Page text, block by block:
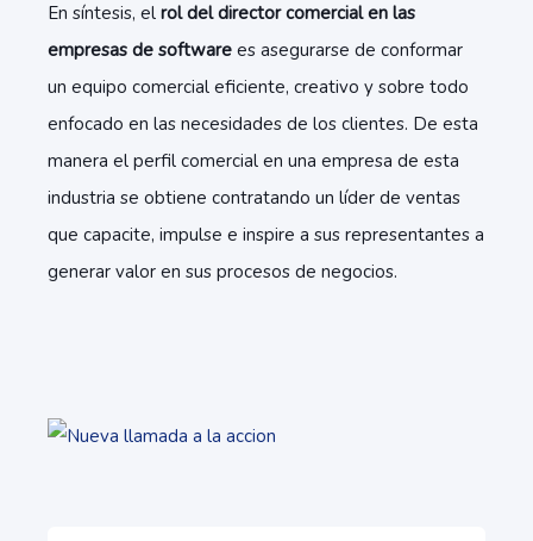
En síntesis, el rol del director comercial en las
empresas de software es asegurarse de conformar
un equipo comercial eficiente, creativo y sobre todo
enfocado en las necesidades de los clientes. De esta
manera el perfil comercial en una empresa de esta
industria se obtiene contratando un líder de ventas
que capacite, impulse e inspire a sus representantes a
generar valor en sus procesos de negocios.